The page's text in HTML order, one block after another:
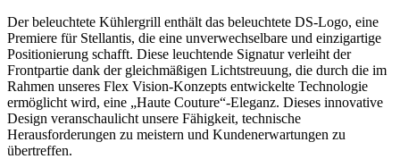
Der beleuchtete Kühlergrill enthält das beleuchtete DS-Logo, eine
Premiere für Stellantis, die eine unverwechselbare und einzigartige
Positionierung schafft. Diese leuchtende Signatur verleiht der
Frontpartie dank der gleichmäßigen Lichtstreuung, die durch die im
Rahmen unseres Flex Vision-Konzepts entwickelte Technologie
ermöglicht wird, eine „Haute Couture“-Eleganz. Dieses innovative
Design veranschaulicht unsere Fähigkeit, technische
Herausforderungen zu meistern und Kundenerwartungen zu
übertreffen.